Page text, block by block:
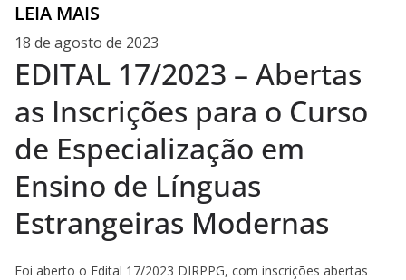
LEIA MAIS
18 de agosto de 2023
EDITAL 17/2023 – Abertas
as Inscrições para o Curso
de Especialização em
Ensino de Línguas
Estrangeiras Modernas
Foi aberto o Edital 17/2023 DIRPPG, com inscrições abertas